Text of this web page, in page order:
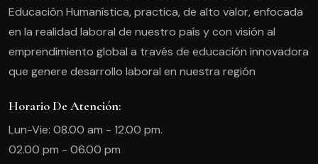
Educación Humanística, practica, de alto valor, enfocada
en la realidad laboral de nuestro país y con visión al
emprendimiento global a través de educación innovadora
que genere desarrollo laboral en nuestra región
Horario De Atención:
Lun-Vie: 08.00 am - 12.00 pm.
02.00 pm - 06.00 pm